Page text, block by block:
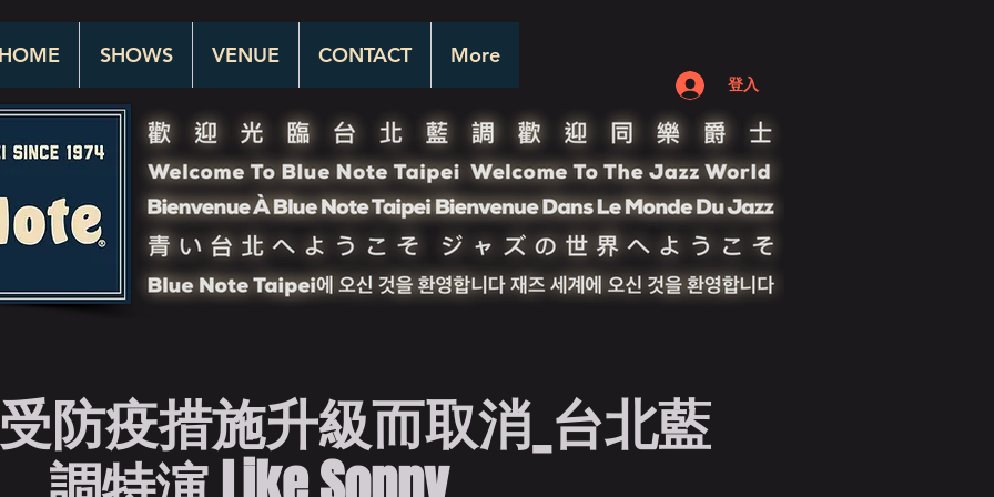
SHOWS VENUE CONTACT More
登入
防疫措施升級而取消_台北藍